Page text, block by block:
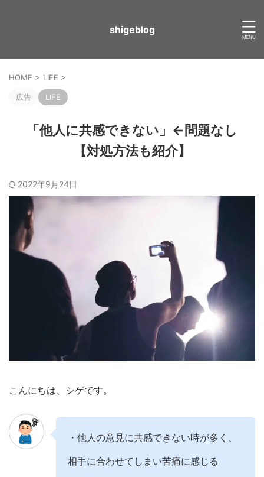
shigeblog
HOME > LIFE >
広告 LIFE
「他人に共感できない」←問題なし
【対処方法も紹介】
2022年9月24日
こんにちは、シゲです。
・他人の意見に共感できない時が多く、
相手に合わせてしまい苦痛に感じる